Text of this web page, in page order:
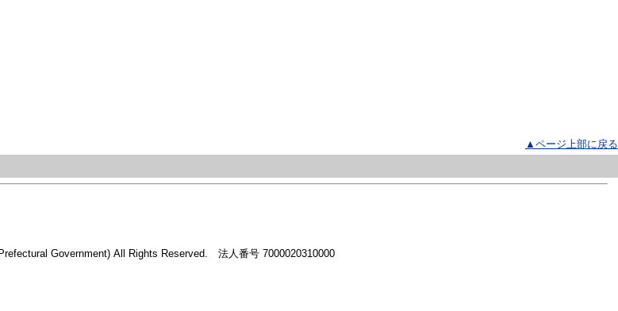
▲ページ上部に戻る
Government) All Rights Reserved. 法人番号 7000020310000